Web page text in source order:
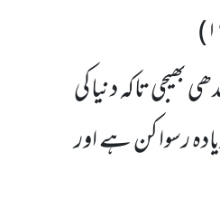
)
تاکہ دنیا کی
رسوا کن ہے اور